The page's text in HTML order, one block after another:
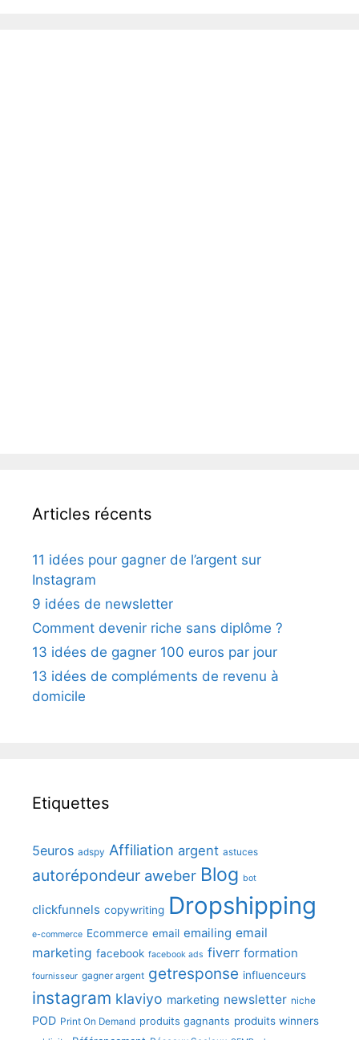
Articles récents
11 idées pour gagner de l’argent sur
Instagram
9 idées de newsletter
Comment devenir riche sans diplôme ?
13 idées de gagner 100 euros par jour
13 idées de compléments de revenu à
domicile
Etiquettes
5euros adspy Affiliation argent astuces
autorépondeur aweber Blog bot
clickfunnels copywriting Dropshipping
e-commerce Ecommerce email emailing email
marketing facebook facebook ads fiverr formation
fournisseur gagner argent getresponse influenceurs
instagram klaviyo marketing newsletter niche
POD Print On Demand produits gagnants produits winners